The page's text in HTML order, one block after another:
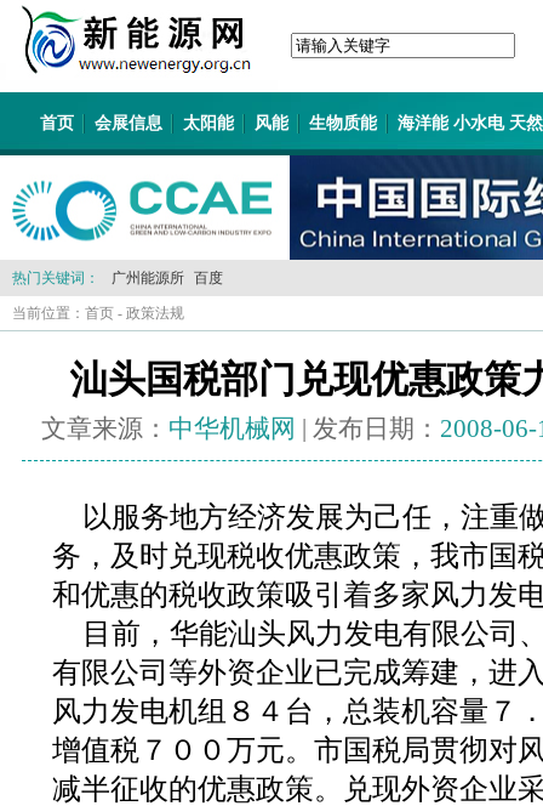
首页 会展信息 太阳能 风能 生物质能 海洋能 小水电 天
热门关键词： 广州能源所 百度
当前位置： 首页 - 政策法规
汕头国税部门兑现优惠政策
文章来源： 中华机械网 | 发布日期： 2008-06-
以服务地方经济发展为己任，注重
务，及时兑现税收优惠政策，我市国
和优惠的税收政策吸引着多家风力发
目前，华能汕头风力发电有限公司
有限公司等外资企业已完成筹建，进
风力发电机组８４台，总装机容量７
增值税７００万元。市国税局贯彻对
减半征收的优惠政策。兑现外资企业